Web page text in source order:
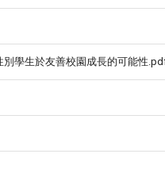
別學生於友善校園成長的可能性